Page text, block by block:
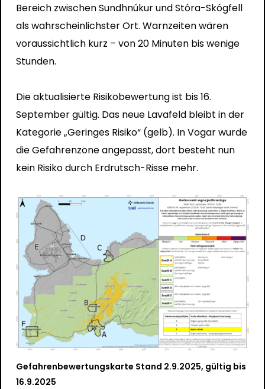
Bereich zwischen Sundhnúkur und Stóra-Skógfell
als wahrscheinlichster Ort. Warnzeiten wären
voraussichtlich kurz – von 20 Minuten bis wenige
Stunden.
Die aktualisierte Risikobewertung ist bis 16.
September gültig. Das neue Lavafeld bleibt in der
Kategorie „Geringes Risiko“ (gelb). In Vogar wurde
die Gefahrenzone angepasst, dort besteht nun
kein Risiko durch Erdrutsch-Risse mehr.
Gefahrenbewertungskarte Stand 2.9.2025, gültig bis
16.9.2025